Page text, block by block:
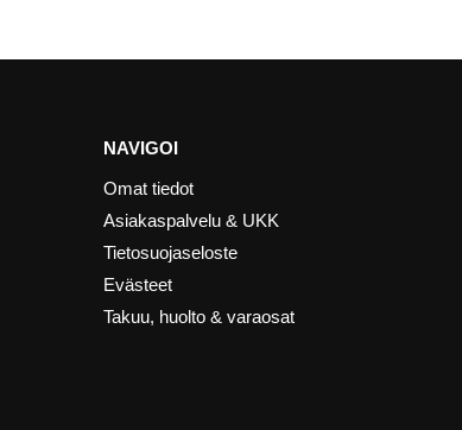
NAVIGOI
Omat tiedot
Asiakaspalvelu & UKK
Tietosuojaseloste
Evästeet
Takuu, huolto & varaosat